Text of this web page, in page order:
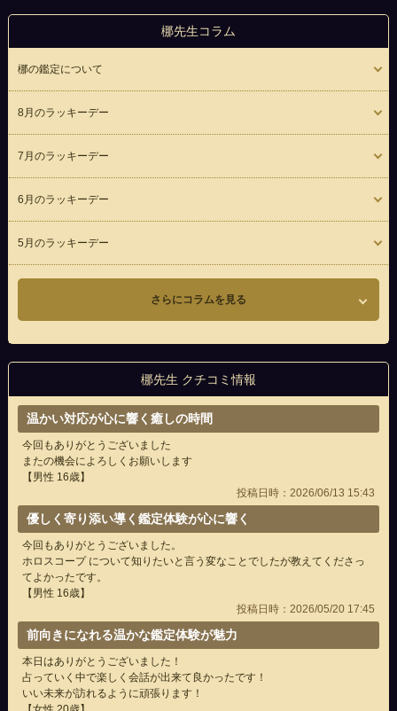
梛先生コラム
梛の鑑定について
8月のラッキーデー
7月のラッキーデー
6月のラッキーデー
5月のラッキーデー
さらにコラムを見る
梛先生 クチコミ情報
温かい対応が心に響く癒しの時間
今回もありがとうございました
またの機会によろしくお願いします
【男性 16歳】
投稿日時：2026/06/13 15:43
優しく寄り添い導く鑑定体験が心に響く
今回もありがとうございました。
ホロスコープ について知りたいと言う変なことでしたが教えてくださっ
てよかったです。
【男性 16歳】
投稿日時：2026/05/20 17:45
前向きになれる温かな鑑定体験が魅力
本日はありがとうございました！
占っていく中で楽しく会話が出来て良かったです！
いい未来が訪れるように頑張ります！